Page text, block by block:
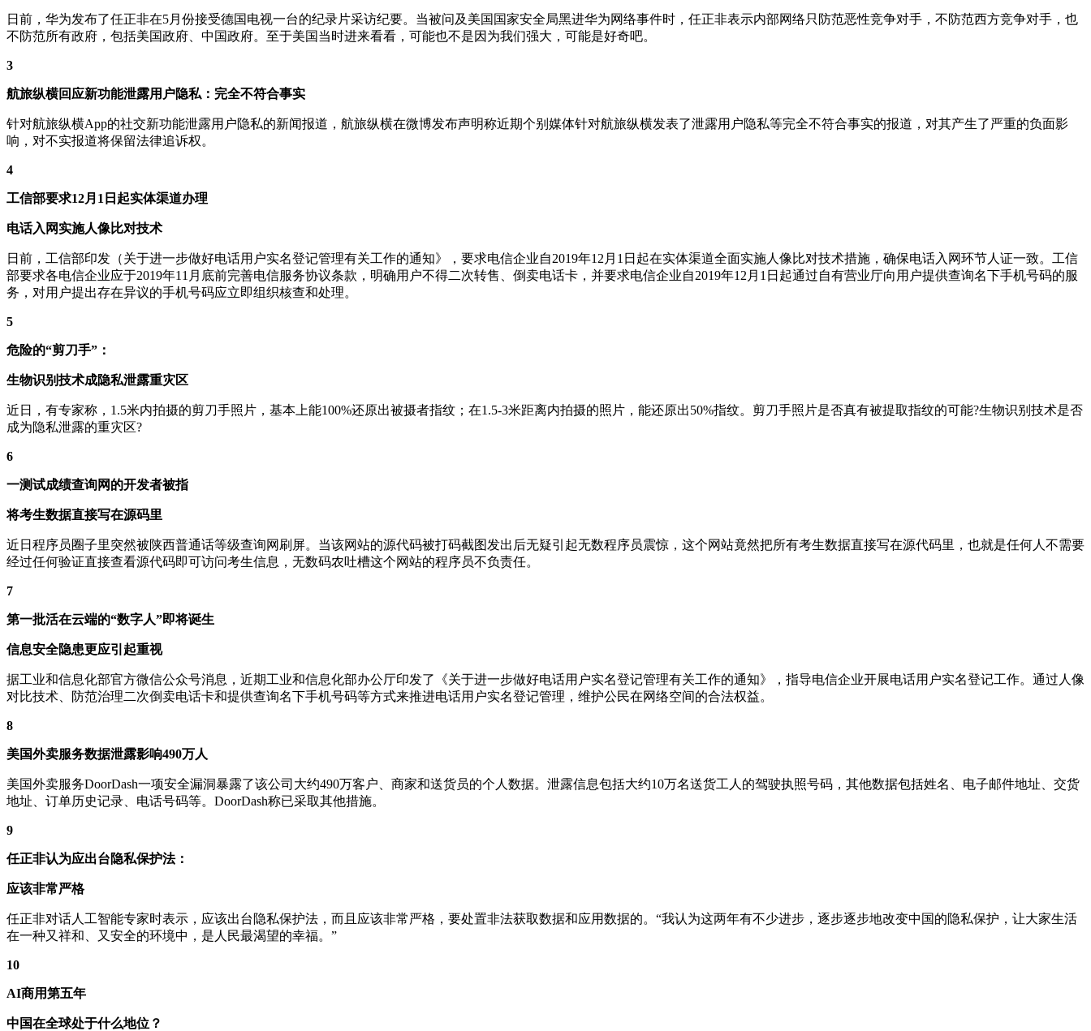
日前，华为发布了任正非在5月份接受德国电视一台的纪录片采访纪要。当被问及美国国家安全局黑进华为网络事件时，任正非表示内部网络只防范恶性竞争对手，不防范西方竞争对手，也
不防范所有政府，包括美国政府、中国政府。至于美国当时进来看看，可能也不是因为我们强大，可能是好奇吧。
3
航旅纵横回应新功能泄露用户隐私：完全不符合事实
针对航旅纵横App的社交新功能泄露用户隐私的新闻报道，航旅纵横在微博发布声明称近期个别媒体针对航旅纵横发表了泄露用户隐私等完全不符合事实的报道，对其产生了严重的负面影
响，对不实报道将保留法律追诉权。
4
工信部要求12月1日起实体渠道办理
电话入网实施人像比对技术
日前，工信部印发（关于进一步做好电话用户实名登记管理有关工作的通知》，要求电信企业自2019年12月1日起在实体渠道全面实施人像比对技术措施，确保电话入网环节人证一致。工信
部要求各电信企业应于2019年11月底前完善电信服务协议条款，明确用户不得二次转售、倒卖电话卡，并要求电信企业自2019年12月1日起通过自有营业厅向用户提供查询名下手机号码的服
务，对用户提出存在异议的手机号码应立即组织核查和处理。
5
危险的“剪刀手”：
生物识别技术成隐私泄露重灾区
近日，有专家称，1.5米内拍摄的剪刀手照片，基本上能100%还原出被摄者指纹；在1.5-3米距离内拍摄的照片，能还原出50%指纹。剪刀手照片是否真有被提取指纹的可能?生物识别技术是否
成为隐私泄露的重灾区?
6
一测试成绩查询网的开发者被指
将考生数据直接写在源码里
近日程序员圈子里突然被陕西普通话等级查询网刷屏。当该网站的源代码被打码截图发出后无疑引起无数程序员震惊，这个网站竟然把所有考生数据直接写在源代码里，也就是任何人不需要
经过任何验证直接查看源代码即可访问考生信息，无数码农吐槽这个网站的程序员不负责任。
7
第一批活在云端的“数字人”即将诞生
信息安全隐患更应引起重视
据工业和信息化部官方微信公众号消息，近期工业和信息化部办公厅印发了《关于进一步做好电话用户实名登记管理有关工作的通知》，指导电信企业开展电话用户实名登记工作。通过人像
对比技术、防范治理二次倒卖电话卡和提供查询名下手机号码等方式来推进电话用户实名登记管理，维护公民在网络空间的合法权益。
8
美国外卖服务数据泄露影响490万人
美国外卖服务DoorDash一项安全漏洞暴露了该公司大约490万客户、商家和送货员的个人数据。泄露信息包括大约10万名送货工人的驾驶执照号码，其他数据包括姓名、电子邮件地址、交货
地址、订单历史记录、电话号码等。DoorDash称已采取其他措施。
9
任正非认为应出台隐私保护法：
应该非常严格
任正非对话人工智能专家时表示，应该出台隐私保护法，而且应该非常严格，要处置非法获取数据和应用数据的。“我认为这两年有不少进步，逐步逐步地改变中国的隐私保护，让大家生活
在一种又祥和、又安全的环境中，是人民最渴望的幸福。”
10
AI商用第五年
中国在全球处于什么地位？